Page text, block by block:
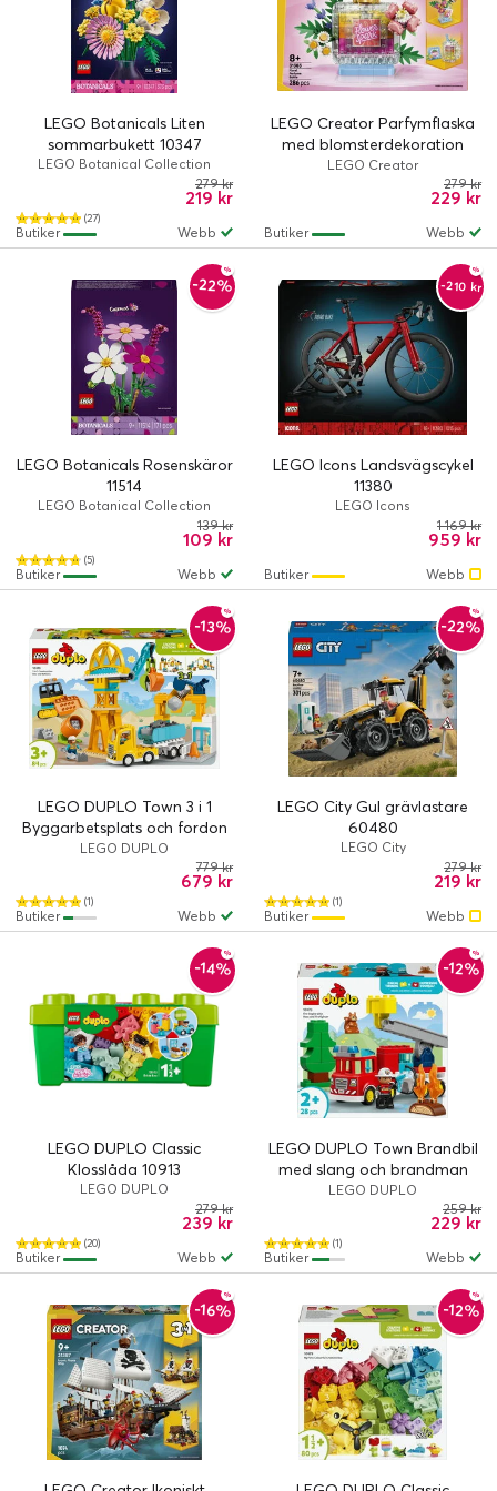
LEGO Botanicals Liten
sommarbukett 10347
LEGO Botanical Collection
(27)
219 kr
279 kr
Webb
Butiker
LEGO Creator Parfymflaska
med blomsterdekoration
31383
LEGO Creator
229 kr
279 kr
Webb
Butiker
-22%
LEGO Botanicals Rosenskäror
11514
LEGO Botanical Collection
(5)
109 kr
139 kr
Webb
Butiker
-210 kr
LEGO Icons Landsvägscykel
11380
LEGO Icons
959 kr
1 169 kr
Webb
Butiker
-13%
LEGO DUPLO Town 3 i 1
Byggarbetsplats och fordon
10476
LEGO DUPLO
(1)
679 kr
779 kr
Webb
Butiker
-22%
LEGO City Gul grävlastare
60480
LEGO City
(1)
219 kr
279 kr
Webb
Butiker
-14%
LEGO DUPLO Classic
Klosslåda 10913
LEGO DUPLO
(20)
239 kr
279 kr
Webb
Butiker
-12%
LEGO DUPLO Town Brandbil
med slang och brandman
10473
LEGO DUPLO
(1)
229 kr
259 kr
Webb
Butiker
-16% -12%